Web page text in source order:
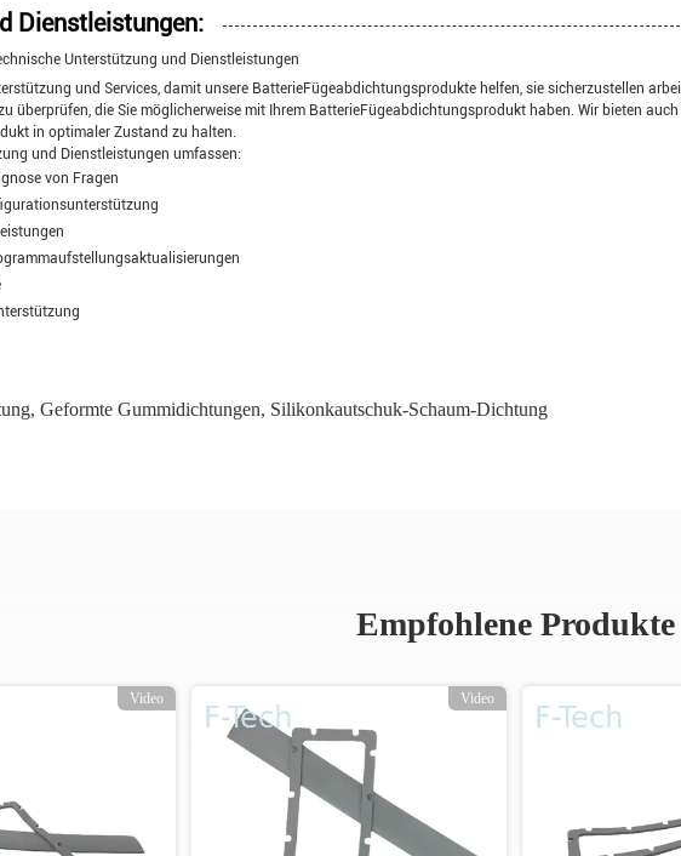
Dienstleistungen:
Unterstützung und Dienstleistungen
und Services, damit unsere BatterieFügeabdichtungsprodukte helfen, sie sicherzustellen
überprüfen, die Sie möglicherweise mit Ihrem BatterieFügeabdichtungsprodukt haben. Wir bieten
in optimaler Zustand zu halten.
und Dienstleistungen umfassen:
von Fragen
, Geformte Gummidichtungen, Silikonkautschuk-Schaum-Dichtung
Empfohlene Produkte
Video Video